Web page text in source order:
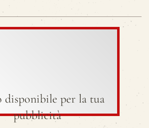
disponibile per la tua
pubblicità